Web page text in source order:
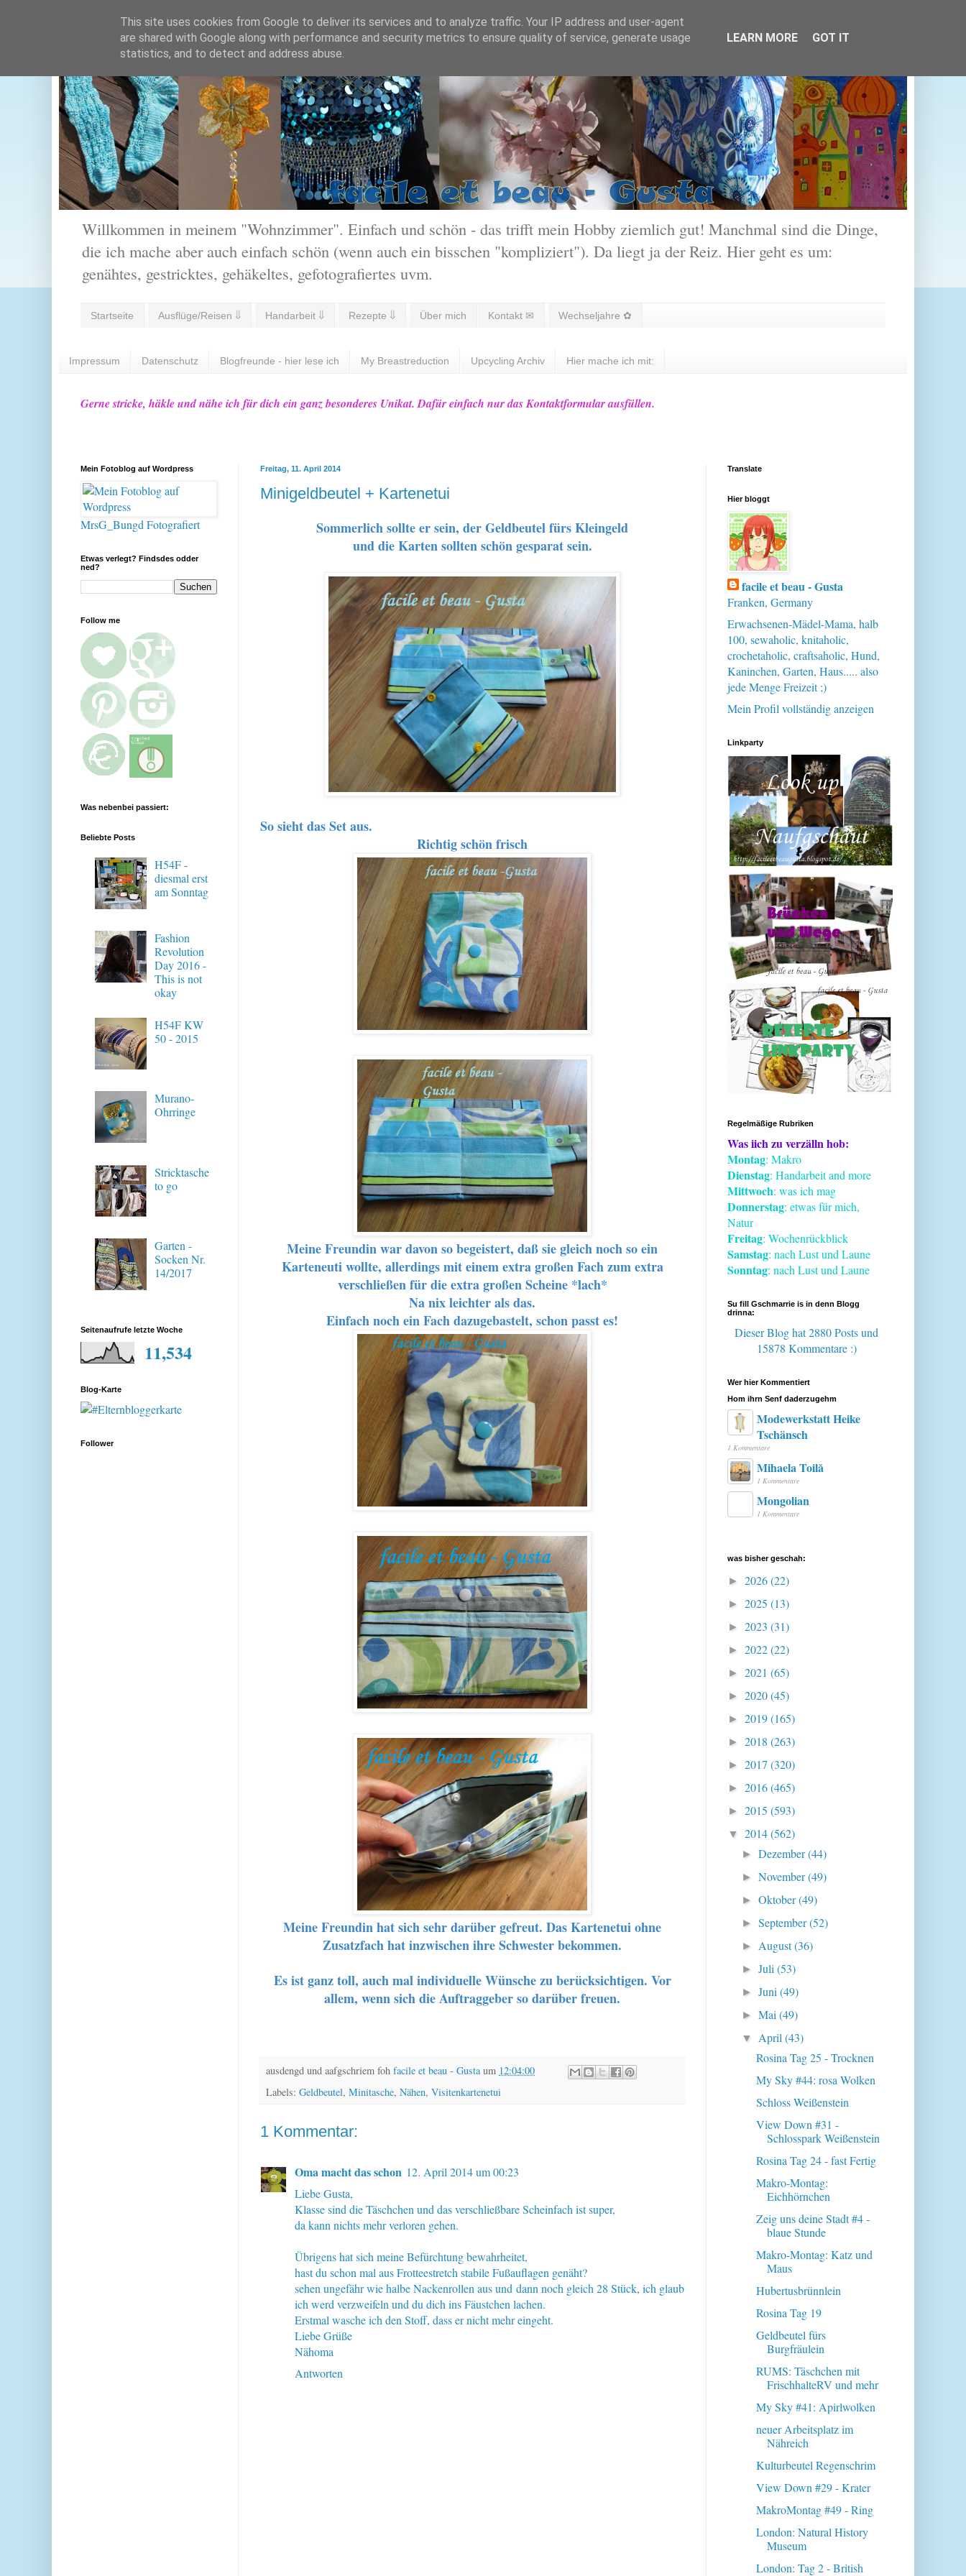
Willkommen in meinem "Wohnzimmer". Einfach und schön - das trifft mein Hobby ziemlich gut! Manchmal sind die Dinge,
die ich mache aber auch einfach schön (wenn auch ein bisschen "kompliziert"). Da liegt ja der Reiz. Hier geht es um:
genähtes, gestricktes, gehäkeltes, gefotografiertes uvm.
Startseite Ausflüge/Reisen ⇓ Handarbeit ⇓ Rezepte ⇓ Über mich Kontakt ✉ Wechseljahre ✿
Impressum Datenschutz Blogfreunde - hier lese ich My Breastreduction Upcycling Archiv Hier mache ich mit:
Gerne stricke, häkle und nähe ich für dich ein ganz besonderes Unikat. Dafür einfach nur das Kontaktformular ausfüllen.
Freitag, 11. April 2014
Minigeldbeutel + Kartenetui
Sommerlich sollte er sein, der Geldbeutel fürs Kleingeld
und die Karten sollten schön gesparat sein.
So sieht das Set aus.
Richtig schön frisch
Meine Freundin war davon so begeistert, daß sie gleich noch so ein
Karteneuti wollte, allerdings mit einem extra großen Fach zum extra
verschließen für die extra großen Scheine *lach*
Na nix leichter als das.
Einfach noch ein Fach dazugebastelt, schon passt es!
Meine Freundin hat sich sehr darüber gefreut. Das Kartenetui ohne
Zusatzfach hat inzwischen ihre Schwester bekommen.
Es ist ganz toll, auch mal individuelle Wünsche zu berücksichtigen. Vor
allem, wenn sich die Auftraggeber so darüber freuen.
ausdengd und aafgschriem foh facile et beau - Gusta um 12:04:00
Labels: Geldbeutel, Minitasche, Nähen, Visitenkartenetui
1 Kommentar:
Oma macht das schon 12. April 2014 um 00:23
Liebe Gusta,
Klasse sind die Täschchen und das verschließbare Scheinfach ist super,
da kann nichts mehr verloren gehen.
Übrigens hat sich meine Befürchtung bewahrheitet,
hast du schon mal aus Frotteestretch stabile Fußauflagen genäht?
sehen ungefähr wie halbe Nackenrollen aus und dann noch gleich 28 Stück, ich glaub
ich werd verzweifeln und du dich ins Fäustchen lachen.
Erstmal wasche ich den Stoff, dass er nicht mehr eingeht.
Liebe Grüße
Nähoma
Antworten
Mein Fotoblog auf Wordpress
MrsG_Bungd Fotografiert
Etwas verlegt? Findsdes odder
ned?
Follow me
Was nebenbei passiert:
Beliebte Posts
H54F -
diesmal erst
am Sonntag
Fashion
Revolution
Day 2016 -
This is not
okay
H54F KW
50 - 2015
Murano-
Ohrringe
Stricktasche
to go
Garten -
Socken Nr.
14/2017
Seitenaufrufe letzte Woche
11,534
Blog-Karte
Follower
Translate
Hier bloggt
facile et beau - Gusta
Franken, Germany
Erwachsenen-Mädel-Mama, halb
100, sewaholic, knitaholic,
crochetaholic, craftsaholic, Hund,
Kaninchen, Garten, Haus..... also
jede Menge Freizeit ;)
Mein Profil vollständig anzeigen
Linkparty
Regelmäßige Rubriken
Was iich zu verzälln hob:
Montag: Makro
Dienstag: Handarbeit and more
Mittwoch: was ich mag
Donnerstag: etwas für mich,
Natur
Freitag: Wochenrückblick
Samstag: nach Lust und Laune
Sonntag: nach Lust und Laune
Su fill Gschmarrie is in denn Blogg
drinna:
Dieser Blog hat 2880 Postsund
15878 Kommentare :)
Wer hier Kommentiert
Hom ihrn Senf daderzugehm
Modewerkstatt Heike
Tschänsch
1 Kommentare
Mihaela Toilă
1 Kommentare
Mongolian
1 Kommentare
was bisher geschah:
► 2026(22)
► 2025 (13)
► 2023 (31)
► 2022(22)
► 2021 (65)
► 2020(45)
► 2019(165)
► 2018 (263)
► 2017 (320)
► 2016(465)
► 2015 (593)
▼ 2014(562)
►Dezember(44)
►November(49)
►Oktober(49)
►September(52)
► August(36)
►Juli(53)
►Juni(49)
►Mai(49)
▼ April(43)
Rosina Tag 25 - Trocknen
My Sky #44: rosa Wolken
Schloss Weißenstein
View Down #31 -
Schlosspark Weißenstein
Rosina Tag 24 - fast Fertig
Makro-Montag:
Eichhörnchen
Zeig uns deine Stadt #4 -
blaue Stunde
Makro-Montag: Katz und
Maus
Hubertusbrünnlein
Rosina Tag 19
Geldbeutel fürs
Burgfräulein
RUMS: Täschchen mit
FrischhalteRV und mehr
My Sky #41: Apirlwolken
neuer Arbeitsplatz im
Nähreich
Kulturbeutel Regenschrim
View Down #29 - Krater
MakroMontag #49 - Ring
London: Natural History
Museum
London: Tag 2 - British
This site uses cookies from Google to deliver its services and to analyze traffic. Your IP address and user-agent
are shared with Google along with performance and security metrics to ensure quality of service, generate usage
statistics, and to detect and address abuse.
LEARN MORE GOT IT